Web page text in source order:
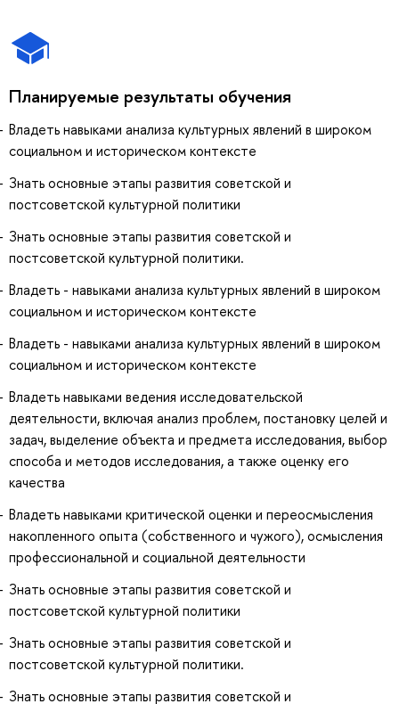
Планируемые результаты обучения
Владеть навыками анализа культурных явлений в широком
социальном и историческом контексте
Знать основные этапы развития советской и
постсоветской культурной политики
Знать основные этапы развития советской и
постсоветской культурной политики.
Владеть - навыками анализа культурных явлений в широком
социальном и историческом контексте
Владеть - навыками анализа культурных явлений в широком
социальном и историческом контексте
Владеть навыками ведения исследовательской
деятельности, включая анализ проблем, постановку целей и
задач, выделение объекта и предмета исследования, выбор
способа и методов исследования, а также оценку его
качества
Владеть навыками критической оценки и переосмысления
накопленного опыта (собственного и чужого), осмысления
профессиональной и социальной деятельности
Знать основные этапы развития советской и
постсоветской культурной политики
Знать основные этапы развития советской и
постсоветской культурной политики.
Знать основные этапы развития советской и